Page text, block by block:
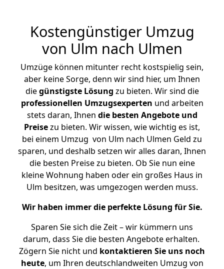
Kostengünstiger Umzug
von Ulm nach Ulmen
Umzüge können mitunter recht kostspielig sein,
aber keine Sorge, denn wir sind hier, um Ihnen
diegünstigste Lösung zu bieten. Wir sind die
professionellen Umzugsexperten und arbeiten
stets daran, Ihnen die besten Angebote und
Preisezu bieten. Wir wissen, wie wichtig es ist,
bei einem Umzug von Ulm nach Ulmen Geld zu
sparen, und deshalb setzen wir alles daran, Ihnen
die besten Preise zu bieten. Ob Sie nun eine
kleine Wohnung haben oder ein großes Haus in
Ulm besitzen, was umgezogen werden muss.
Wir haben immer die perfekte Lösung für Sie.
Sparen Sie sich die Zeit – wir kümmern uns
darum, dass Sie die besten Angebote erhalten.
Zögern Sie nicht und kontaktieren Sie uns noch
heute, um Ihren deutschlandweiten Umzug von